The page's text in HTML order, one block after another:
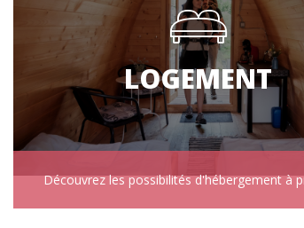
LOGEMENT
Découvrez les possibilités d'hébergement à